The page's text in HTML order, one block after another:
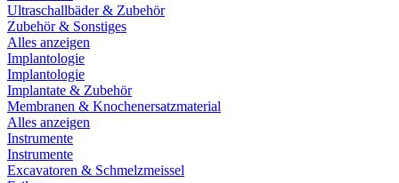
Ultraschallbäder & Zubehör
Zubehör & Sonstiges
Alles anzeigen
Implantologie
Implantologie
Implantate & Zubehör
Membranen & Knochenersatzmaterial
Alles anzeigen
Instrumente
Instrumente
Excavatoren & Schmelzmeissel